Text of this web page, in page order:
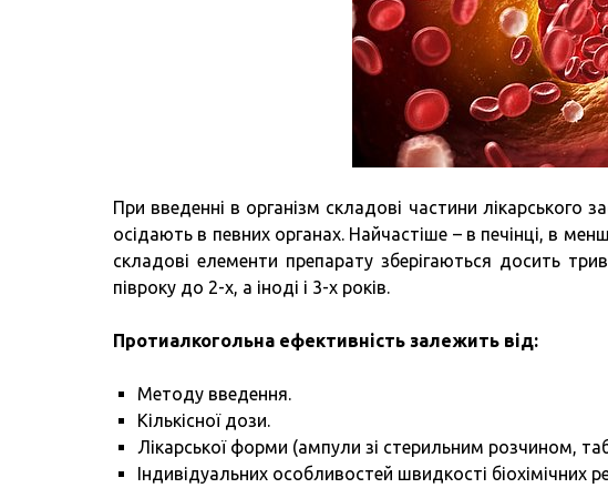
При введенні в організм складові частини лікарського
осідають в певних органах. Найчастіше – в печінці, в
складові елементи препарату зберігаються досить
півроку до 2-х, а іноді і 3-х років.
Протиалкогольна ефективність залежить від:
Методу введення.
Кількісної дози.
Лікарської форми (ампули зі стерильним розчином,
Індивідуальних особливостей швидкості біохімічних